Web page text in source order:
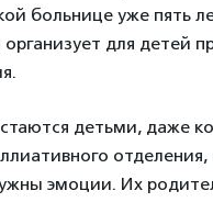
больнице уже пять
для детей
детьми, даже
эмоции. Их